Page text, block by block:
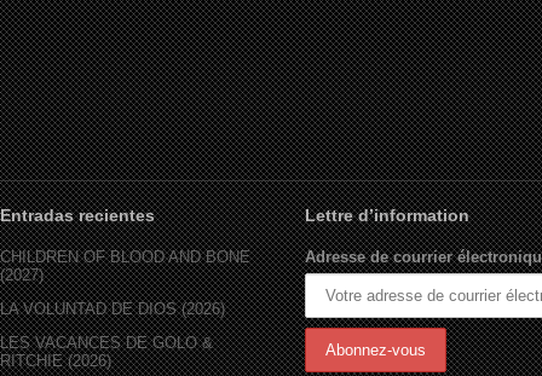
Entradas recientes
CHILDREN OF BLOOD AND BONE
(2027)
LA VOLUNTAD DE DIOS (2026)
LES VACANCES DE GOLO &
RITCHIE (2026)
Lettre d’information
Adresse de courrier